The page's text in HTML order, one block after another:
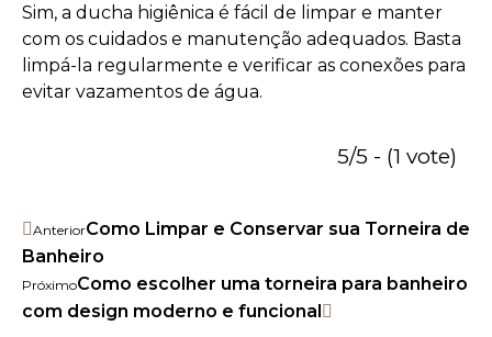
Sim, a ducha higiênica é fácil de limpar e manter
com os cuidados e manutenção adequados. Basta
limpá-la regularmente e verificar as conexões para
evitar vazamentos de água.
5/5 - (1 vote)
AnteriorComo Limpar e Conservar sua Torneira de
Banheiro
PróximoComo escolher uma torneira para banheiro
com design moderno e funcional